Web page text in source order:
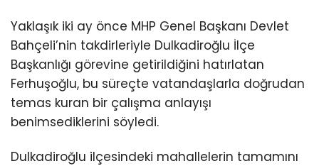
Yaklaşık iki ay önce MHP Genel Başkanı Devlet
Bahçeli’nin takdirleriyle Dulkadiroğlu İlçe
Başkanlığı görevine getirildiğini hatırlatan
Ferhuşoğlu, bu süreçte vatandaşlarla doğrudan
temas kuran bir çalışma anlayışı
benimsediklerini söyledi.
Dulkadiroğlu ilçesindeki mahallelerin tamamını